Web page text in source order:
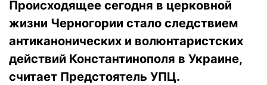
Происходящее сегодня в церковной
жизни Черногории стало следствием
антиканонических и волюнтаристских
действий Константинополя в Украине,
считает Предстоятель УПЦ.